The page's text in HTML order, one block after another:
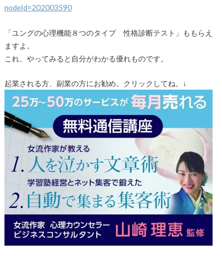
nodeId=202003590
「ユングの心理機能８つのタイプ 性格診断テスト」ももらえ
ますよ。
これ、やってみると自分がわかる優れものです。
起業される方、副業の方にお勧め。クリックしてね。↓